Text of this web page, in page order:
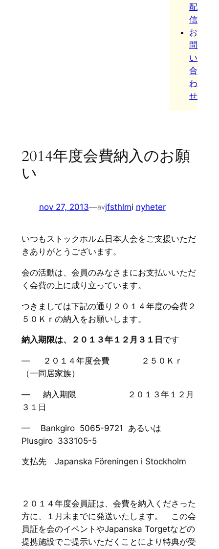
配
信
お
問
い
合
わ
せ
2014年度会費納入のお願
い
nov 27, 2013—avjfsthlmi nyheter
いつもストックホルム日本人会をご支援いただ
きありがとうございます。
会の活動は、会員のみなさまにお支払いいただ
く会費の上に成り立っています。
つきましては下記の通り２０１４年度の会費２
５０Ｋｒの納入をお願いします。
納入期限は、２０１３年１２月３１日 です
— ２０１４年度会費 ２５０Ｋｒ
（一同居家族）
— 納入期限 ２０１３年１２月
３１日
— Bankgiro 5065-9721 あるいは
Plusgiro 333105-5
支払先 Japanska Föreningen i Stockholm
２０１４年度会員証は、会費を納入くださった
方に、１月末までに発送いたします。 この会
員証を会のイベントやJapanska Torgetなどの
提携施設でご提示いただくことにより特典が受